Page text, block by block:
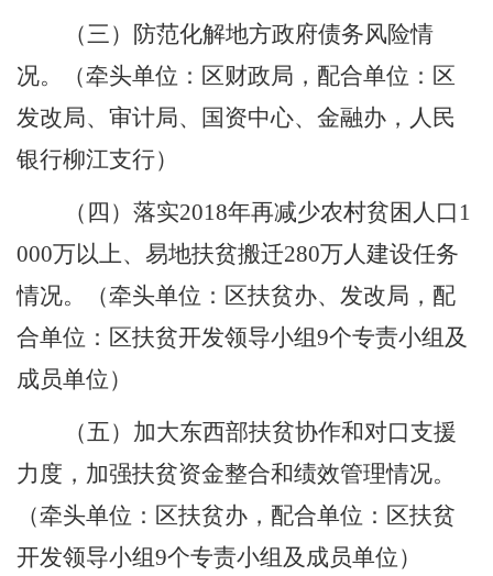
（三）防范化解地方政府债务风险情
况。
（牵头单位：区财政局，配合单位：区
发改局、审计局、国资中心、金融办，人民
银行柳江支行）
（四）落实2018年再减少农村贫困人口 1
000万以上、易地扶贫搬迁280万人建设任务
情况。
（牵头单位：区扶贫办、发改局，配
合单位：区扶贫开发领导小组9个专责小组及
成员单位）
（五）加大东西部扶贫协作和对口支援
力度，加强扶贫资金整合和绩效管理情况。
（牵头单位：区扶贫办，配合单位：区扶贫
开发领导小组9个专责小组及成员单位）